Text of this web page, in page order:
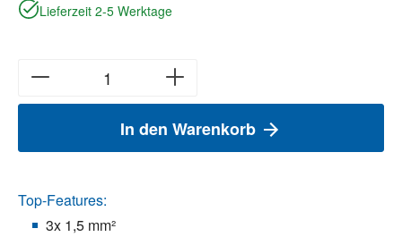
Lieferzeit 2-5 Werktage
In den Warenkorb
Top-Features:
3x 1,5 mm²